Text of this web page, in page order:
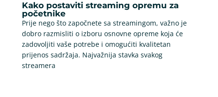
Kako postaviti streaming opremu za
početnike
Prije nego što započnete sa streamingom, važno je
dobro razmisliti o izboru osnovne opreme koja će
zadovoljiti vaše potrebe i omogućiti kvalitetan
prijenos sadržaja. Najvažnija stavka svakog
streamera